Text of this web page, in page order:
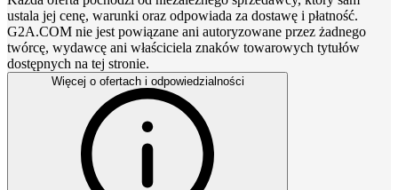
ustala jej cenę, warunki oraz odpowiada za dostawę i płatność.
G2A.COM nie jest powiązane ani autoryzowane przez żadnego
twórcę, wydawcę ani właściciela znaków towarowych tytułów
dostępnych na tej stronie.
Więcej o ofertach i odpowiedzialności